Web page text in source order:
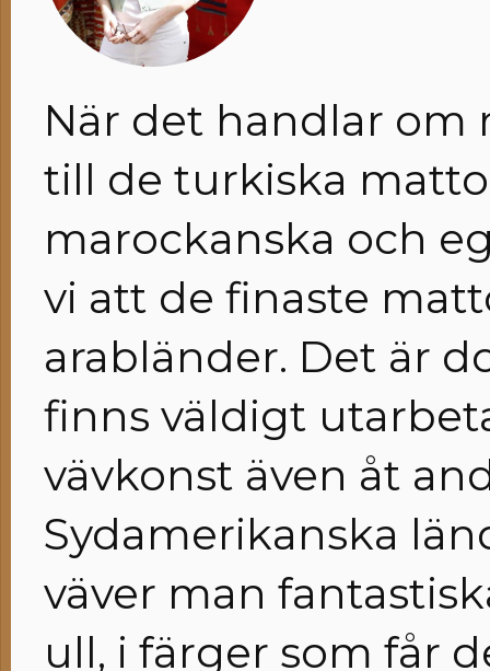
När det handlar om
till de turkiska
marockanska och
vi att de finaste
arabländer. Det är
finns väldigt
vävkonst även åt
Sydamerikanska
väver man
ull, i färger som får